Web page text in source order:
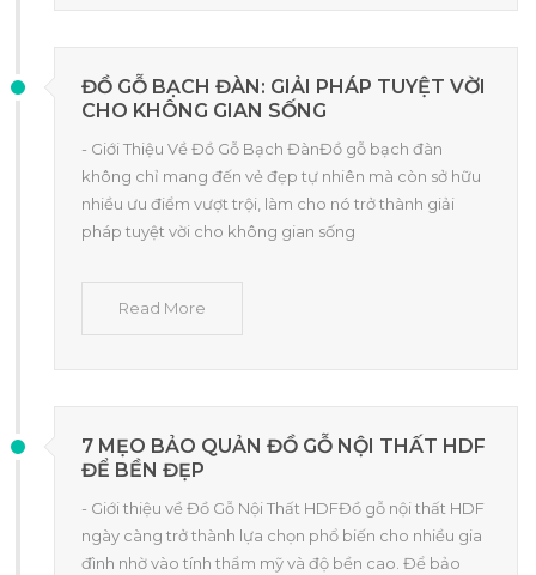
ĐỒ GỖ BẠCH ĐÀN: GIẢI PHÁP TUYỆT VỜI
CHO KHÔNG GIAN SỐNG
- Giới Thiệu Về Đồ Gỗ Bạch ĐànĐồ gỗ bạch đàn
không chỉ mang đến vẻ đẹp tự nhiên mà còn sở hữu
nhiều ưu điểm vượt trội, làm cho nó trở thành giải
pháp tuyệt vời cho không gian sống
Read More
7 MẸO BẢO QUẢN ĐỒ GỖ NỘI THẤT HDF
ĐỂ BỀN ĐẸP
- Giới thiệu về Đồ Gỗ Nội Thất HDFĐồ gỗ nội thất HDF
ngày càng trở thành lựa chọn phổ biến cho nhiều gia
đình nhờ vào tính thẩm mỹ và độ bền cao. Để bảo